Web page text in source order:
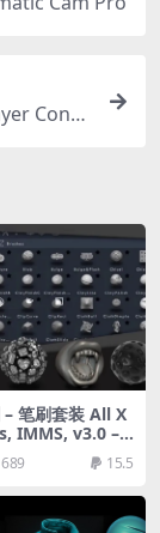
笔刷套装 All X
IMMS, v3.0 –
689 15.5